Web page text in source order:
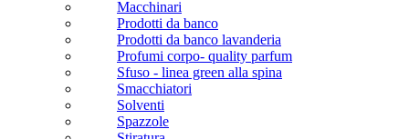
Macchinari
Prodotti da banco
Prodotti da banco lavanderia
Profumi corpo- quality parfum
Sfuso - linea green alla spina
Smacchiatori
Solventi
Spazzole